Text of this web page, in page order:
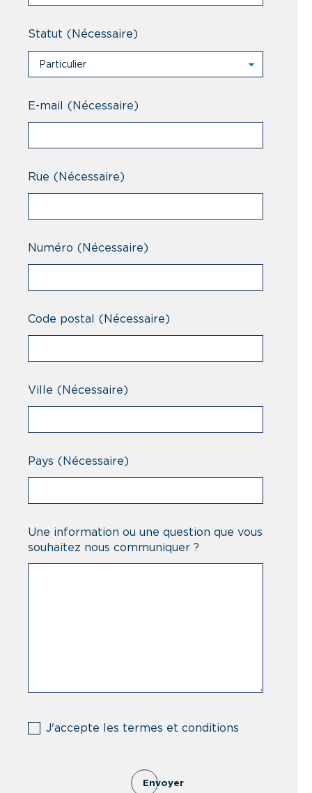
Statut (Nécessaire)
Particulier
Professionnel
E-mail (Nécessaire)
Rue (Nécessaire)
Numéro (Nécessaire)
Code postal (Nécessaire)
Ville (Nécessaire)
Pays (Nécessaire)
Une information ou une question que vous
souhaitez nous communiquer ?
(Nécessaire)
J'accepte les termes et conditions
Envoyer